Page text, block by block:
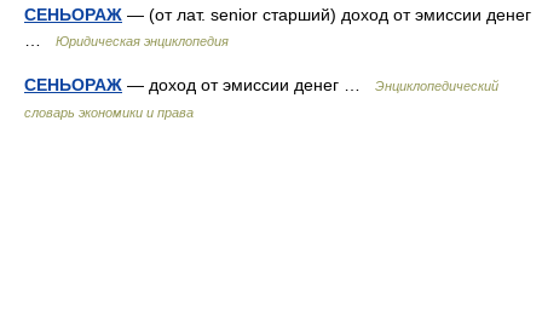
СЕНЬОРАЖ — (от лат. senior старший) доход от эмиссии денег
Юридическая энциклопедия
СЕНЬОРАЖ — доход от эмиссии денег …
Энциклопедический
словарь экономики и права